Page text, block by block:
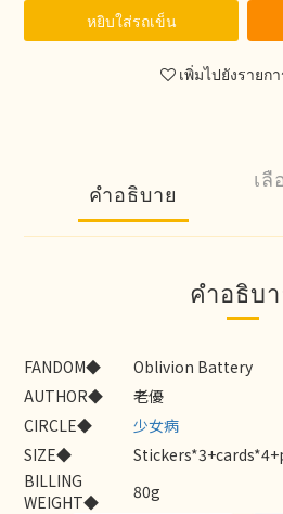
หยิบใส่รถเข็น
เพิ่มไปยังรายก
คำอธิบาย
เ
คำอธิบ
FANDOM◆
Oblivion Battery
AUTHOR◆
老優
CIRCLE◆
少女病
SIZE◆
BILLING
WEIGHT◆
80g